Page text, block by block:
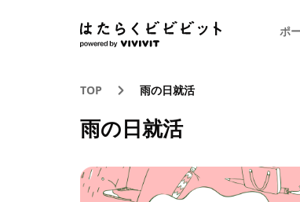
ポ
TOP 雨の日就活
雨の日就活